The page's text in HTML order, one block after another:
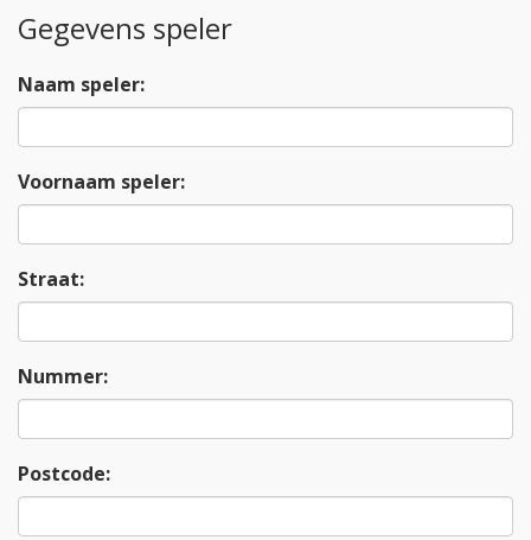
Gegevens speler
Naam speler:
Voornaam speler:
Straat:
Nummer:
Postcode: